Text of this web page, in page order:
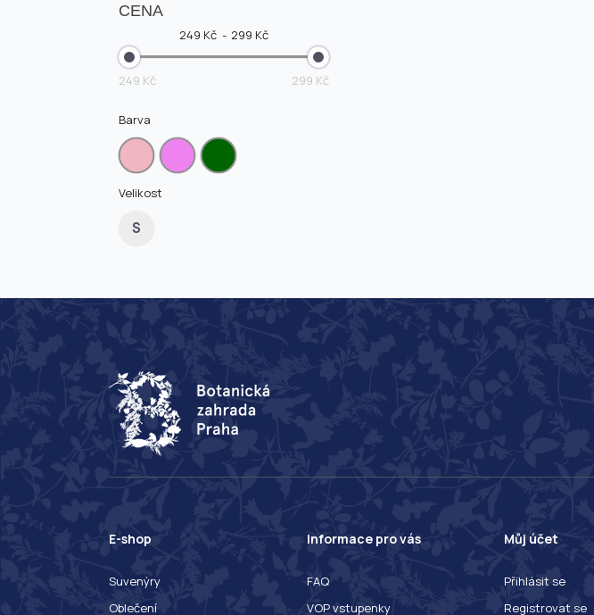
CENA
249 Kč 299 Kč
249 Kč 299 Kč
Barva
Velikost
S
E-shop
Suvenýry
Oblečení
Informace pro vás
FAQ
VOP vstupenky
Můj účet
Přihlásit se
Registrovat se